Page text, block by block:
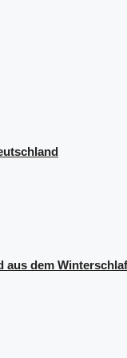
aus dem Winterschlaf